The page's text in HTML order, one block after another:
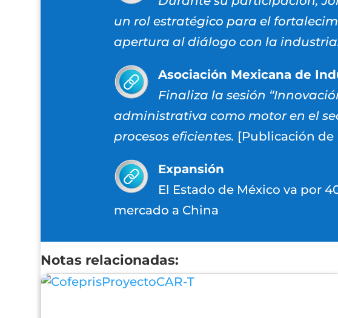
un rol estratégico para el
apertura al diálogo con la
Asociación Mexicana de
Finaliza la sesión
administrativa como motor en el
procesos eficientes. [Publicación de
Expansión
El Estado de México va por
mercado a China
Notas relacionadas: